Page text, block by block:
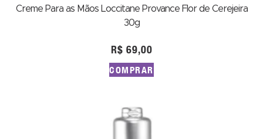
Creme Para as Mãos Loccitane Provance Flor de Cerejeira
30g
R$ 69,00
COMPRAR